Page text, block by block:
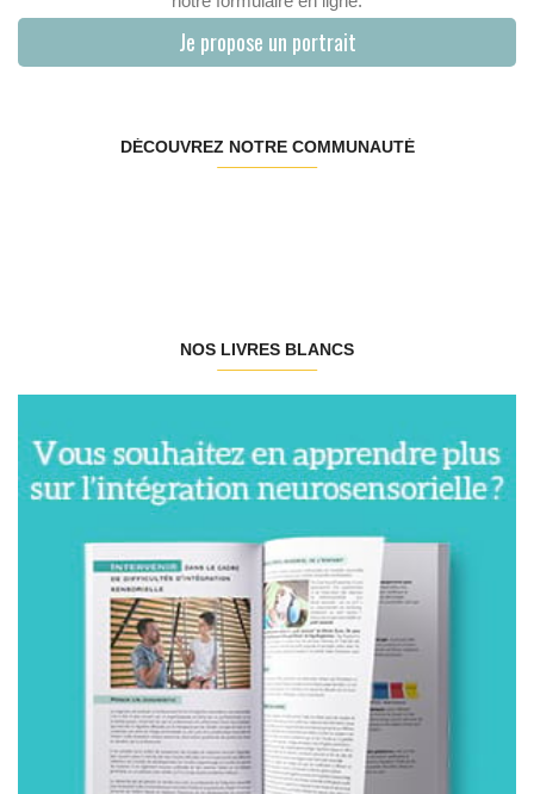
Je propose un portrait
DÉCOUVREZ NOTRE COMMUNAUTÉ
NOS LIVRES BLANCS